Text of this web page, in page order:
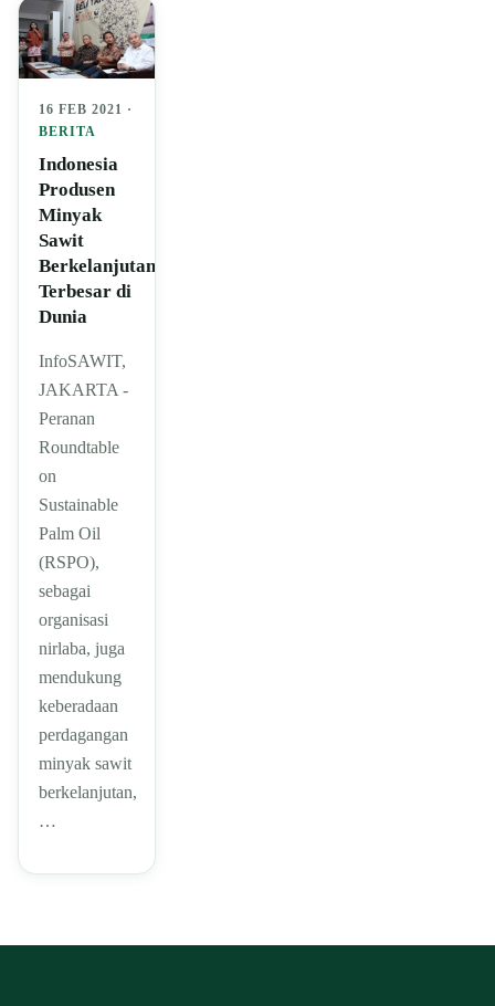
16 FEB 2021 ·
BERITA
Indonesia
Produsen
Minyak
Sawit
Berkelanjutan
Terbesar di
Dunia
InfoSAWIT,
JAKARTA -
Peranan
Roundtable
on
Sustainable
Palm Oil
(RSPO),
sebagai
organisasi
nirlaba, juga
mendukung
keberadaan
perdagangan
minyak sawit
berkelanjutan,
…